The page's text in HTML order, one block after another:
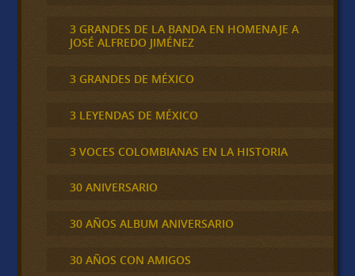
3 GRANDES DE LA BANDA EN HOMENAJE A
JOSÉ ALFREDO JIMÉNEZ
3 GRANDES DE MÉXICO
3 LEYENDAS DE MÉXICO
3 VOCES COLOMBIANAS EN LA HISTORIA
30 ANIVERSARIO
30 AÑOS ALBUM ANIVERSARIO
30 AÑOS CON AMIGOS